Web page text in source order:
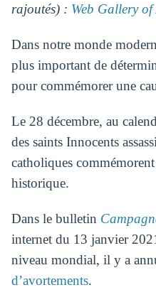
rajoutés) : Web Gallery
Dans notre monde
plus important de
pour commémorer une
Le 28 décembre, au
des saints Innocents
catholiques
historique.
Dans le bulletin
internet du 13 janvier
niveau mondial, il y a
d’avortements.